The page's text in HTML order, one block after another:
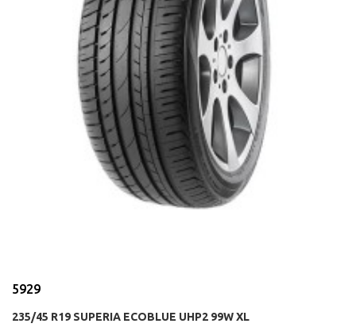
5929
235/45 R19 SUPERIA ECOBLUE UHP2 99W XL